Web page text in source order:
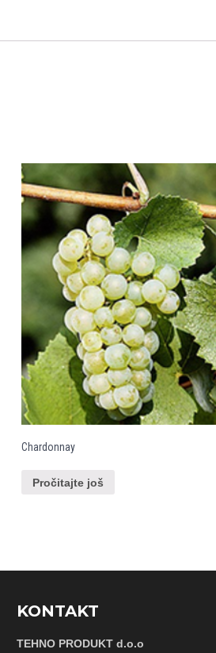
Chardonnay
Pročitajte još
KONTAKT
TEHNO PRODUKT d.o.o